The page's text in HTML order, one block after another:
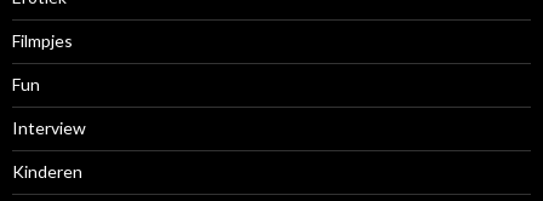
Filmpjes
Fun
Interview
Kinderen